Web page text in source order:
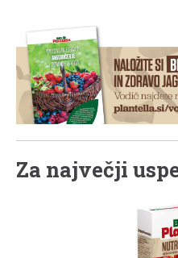
Za največji